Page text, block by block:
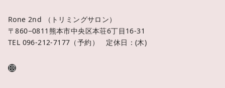
Rone 2nd （トリミングサロン）
〒860−0811熊本市中央区本荘6丁目16-31
TEL 096-212-7177（予約） 定休日：(木)